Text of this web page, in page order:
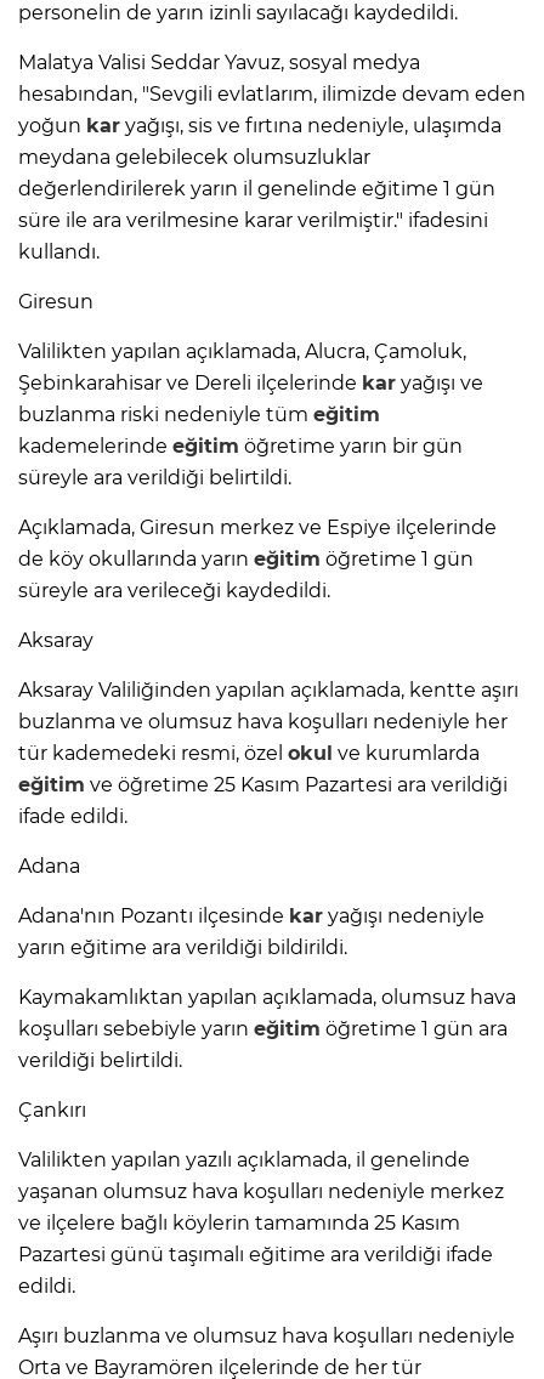
personelin de yarın izinli sayılacağı kaydedildi.
Malatya Valisi Seddar Yavuz, sosyal medya
hesabından, "Sevgili evlatlarım, ilimizde devam eden
yoğun kar yağışı, sis ve fırtına nedeniyle, ulaşımda
meydana gelebilecek olumsuzluklar
değerlendirilerek yarın il genelinde eğitime 1 gün
süre ile ara verilmesine karar verilmiştir." ifadesini
kullandı.
Giresun
Valilikten yapılan açıklamada, Alucra, Çamoluk,
Şebinkarahisar ve Dereli ilçelerinde kar yağışı ve
buzlanma riski nedeniyle tüm eğitim
kademelerinde eğitim öğretime yarın bir gün
süreyle ara verildiği belirtildi.
Açıklamada, Giresun merkez ve Espiye ilçelerinde
de köy okullarında yarın eğitim öğretime 1 gün
süreyle ara verileceği kaydedildi.
Aksaray
Aksaray Valiliğinden yapılan açıklamada, kentte aşırı
buzlanma ve olumsuz hava koşulları nedeniyle her
tür kademedeki resmi, özel okul ve kurumlarda
eğitim ve öğretime 25 Kasım Pazartesi ara verildiği
ifade edildi.
Adana
Adana'nın Pozantı ilçesinde kar yağışı nedeniyle
yarın eğitime ara verildiği bildirildi.
Kaymakamlıktan yapılan açıklamada, olumsuz hava
koşulları sebebiyle yarın eğitim öğretime 1 gün ara
verildiği belirtildi.
Çankırı
Valilikten yapılan yazılı açıklamada, il genelinde
yaşanan olumsuz hava koşulları nedeniyle merkez
ve ilçelere bağlı köylerin tamamında 25 Kasım
Pazartesi günü taşımalı eğitime ara verildiği ifade
edildi.
Aşırı buzlanma ve olumsuz hava koşulları nedeniyle
Orta ve Bayramören ilçelerinde de her tür